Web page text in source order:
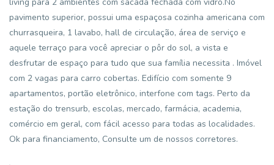
pavimento superior, possui uma espaçosa cozinha americana com
churrasqueira, 1 lavabo, hall de circulação, área de serviço e
aquele terraço para você apreciar o pôr do sol, a vista e
desfrutar de espaço para tudo que sua família necessita . Imóvel
com 2 vagas para carro cobertas. Edifício com somente 9
apartamentos, portão eletrônico, interfone com tags. Perto da
estação do trensurb, escolas, mercado, farmácia, academia,
comércio em geral, com fácil acesso para todas as localidades.
Ok para financiamento, Consulte um de nossos corretores.